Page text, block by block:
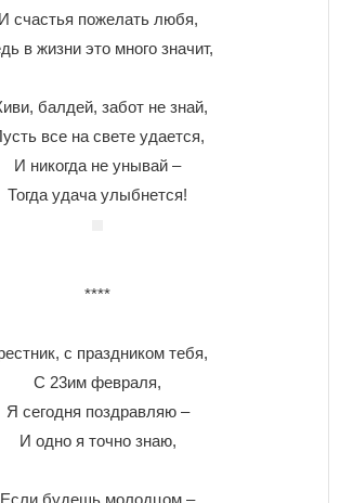
И счастья пожелать любя,
в жизни это много значит,
балдей, забот не знай,
все на свете удается,
И никогда не унывай –
Тогда удача улыбнется!
****
с праздником тебя,
С 23им февраля,
Я сегодня поздравляю –
И одно я точно знаю,
Если будешь молодцом –